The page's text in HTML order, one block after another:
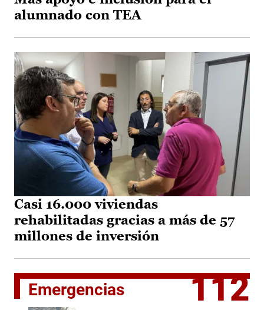
alumnado con TEA
Casi 16.000 viviendas
rehabilitadas gracias a más de 57
millones de inversión
Emergencias 112